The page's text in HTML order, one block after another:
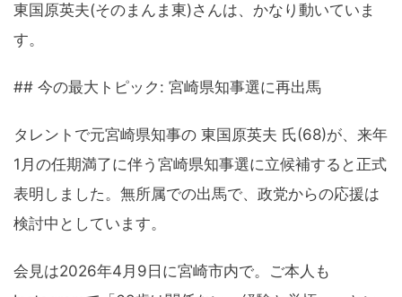
東国原英夫(そのまんま東)さんは、かなり動いていま
す。
## 今の最大トピック: 宮崎県知事選に再出馬
タレントで元宮崎県知事の 東国原英夫 氏(68)が、来年
1月の任期満了に伴う宮崎県知事選に立候補すると正式
表明しました。無所属での出馬で、政党からの応援は
検討中としています。
会見は2026年4月9日に宮崎市内で。ご本人も